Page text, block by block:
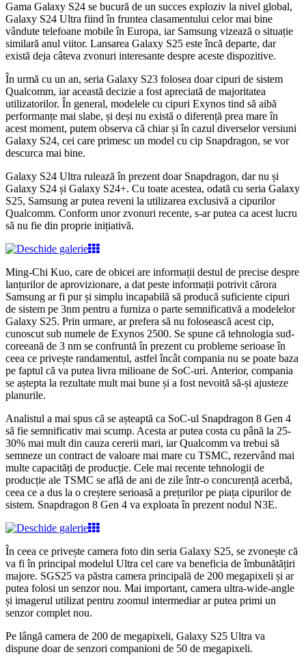
Gama Galaxy S24 se bucură de un succes exploziv la nivel global,
Galaxy S24 Ultra fiind în fruntea clasamentului celor mai bine
vândute telefoane mobile în Europa, iar Samsung vizează o situație
similară anul viitor. Lansarea Galaxy S25 este încă departe, dar
există deja câteva zvonuri interesante despre aceste dispozitive.
În urmă cu un an, seria Galaxy S23 folosea doar cipuri de sistem
Qualcomm, iar această decizie a fost apreciată de majoritatea
utilizatorilor. În general, modelele cu cipuri Exynos tind să aibă
performanțe mai slabe, și deși nu există o diferență prea mare în
acest moment, putem observa că chiar și în cazul diverselor versiuni
Galaxy S24, cei care primesc un model cu cip Snapdragon, se vor
descurca mai bine.
Galaxy S24 Ultra rulează în prezent doar Snapdragon, dar nu și
Galaxy S24 și Galaxy S24+. Cu toate acestea, odată cu seria Galaxy
S25, Samsung ar putea reveni la utilizarea exclusivă a cipurilor
Qualcomm. Conform unor zvonuri recente, s-ar putea ca acest lucru
să nu fie din proprie inițiativă.
Ming-Chi Kuo, care de obicei are informații destul de precise despre
lanțurilor de aprovizionare, a dat peste informații potrivit cărora
Samsung ar fi pur și simplu incapabilă să producă suficiente cipuri
de sistem pe 3nm pentru a furniza o parte semnificativă a modelelor
Galaxy S25. Prin urmare, ar prefera să nu folosească acest cip,
cunoscut sub numele de Exynos 2500. Se spune că tehnologia sud-
coreeană de 3 nm se confruntă în prezent cu probleme serioase în
ceea ce privește randamentul, astfel încât compania nu se poate baza
pe faptul că va putea livra milioane de SoC-uri. Anterior, compania
se aștepta la rezultate mult mai bune și a fost nevoită să-și ajusteze
planurile.
Analistul a mai spus că se așteaptă ca SoC-ul Snapdragon 8 Gen 4
să fie semnificativ mai scump. Acesta ar putea costa cu până la 25-
30% mai mult din cauza cererii mari, iar Qualcomm va trebui să
semneze un contract de valoare mai mare cu TSMC, rezervând mai
multe capacități de producție. Cele mai recente tehnologii de
producție ale TSMC se află de ani de zile într-o concurență acerbă,
ceea ce a dus la o creștere serioasă a prețurilor pe piața cipurilor de
sistem. Snapdragon 8 Gen 4 va exploata în prezent nodul N3E.
În ceea ce privește camera foto din seria Galaxy S25, se zvonește că
va fi în principal modelul Ultra cel care va beneficia de îmbunătățiri
majore. SGS25 va păstra camera principală de 200 megapixeli și ar
putea folosi un senzor nou. Mai important, camera ultra-wide-angle
și imagerul utilizat pentru zoomul intermediar ar putea primi un
senzor complet nou.
Pe lângă camera de 200 de megapixeli, Galaxy S25 Ultra va
dispune doar de senzori companioni de 50 de megapixeli.